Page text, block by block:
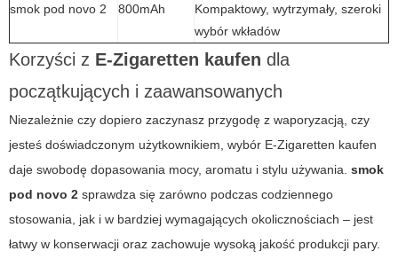
smok pod novo 2 800mAh
Kompaktowy, wytrzymały, szeroki
wybór wkładów
Korzyści z E-Zigaretten kaufen dla
początkujących i zaawansowanych
Niezależnie czy dopiero zaczynasz przygodę z waporyzacją, czy
jesteś doświadczonym użytkownikiem, wybór E-Zigaretten kaufen
daje swobodę dopasowania mocy, aromatu i stylu używania. smok
pod novo 2 sprawdza się zarówno podczas codziennego
stosowania, jak i w bardziej wymagających okolicznościach – jest
łatwy w konserwacji oraz zachowuje wysoką jakość produkcji pary.